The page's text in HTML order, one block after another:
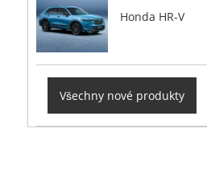
Honda HR-V
Všechny nové produkty